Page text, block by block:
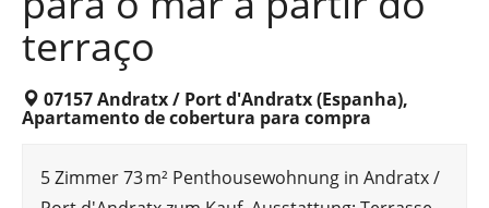
terraço
07157 Andratx / Port d'Andratx (Espanha),
Apartamento de cobertura para compra
5 Zimmer 73 m² Penthousewohnung in Andratx /